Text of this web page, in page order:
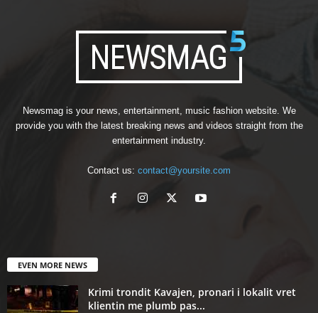
Newsmag is your news, entertainment, music fashion website. We
provide you with the latest breaking news and videos straight from the
entertainment industry.
Contact us: contact@yoursite.com
EVEN MORE NEWS
Krimi trondit Kavajen, pronari i lokalit vret
klientin me plumb pas...